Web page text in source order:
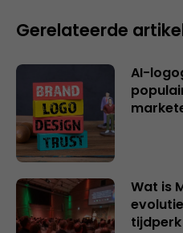
Gerelateerde
AI-
Wat is